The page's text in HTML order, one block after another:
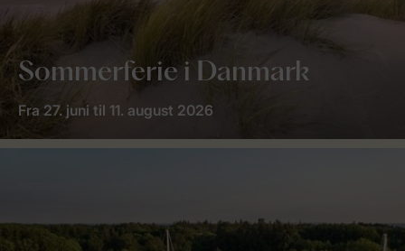
Sommerferie i Danmark
Fra 27. juni til 11. august 2026